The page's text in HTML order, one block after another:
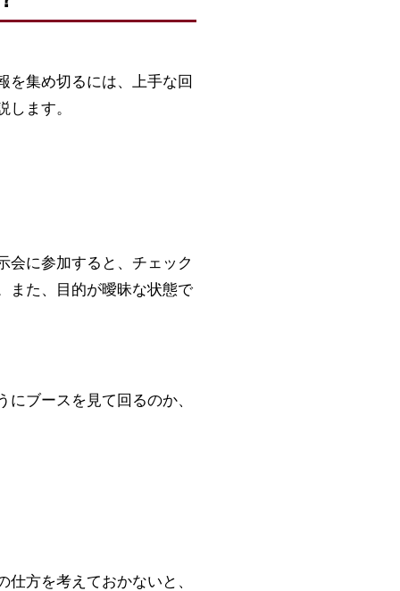
を集め切るには、上手な回
ます。
会に参加すると、チェック
また、目的が曖昧な状態で
ブースを見て回るのか、
方を考えておかないと、